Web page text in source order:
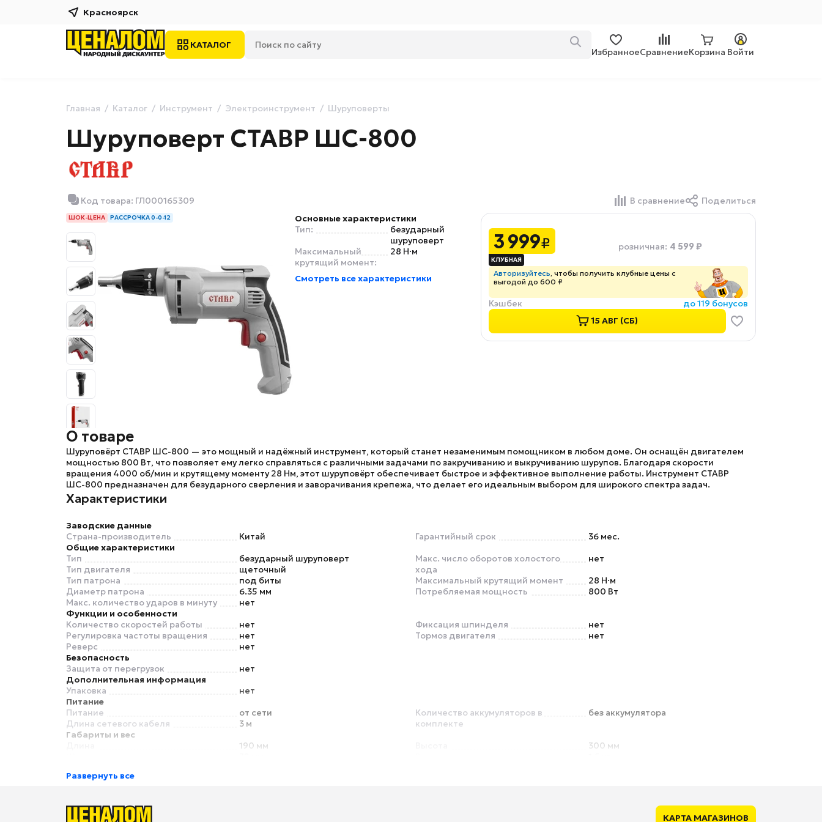
Красноярск
КАТАЛОГ
ИзбранноеСравнениеКорзина Войти
Главная Каталог Инструмент Электроинструмент Шуруповерты
Шуруповерт СТАВР ШС-800
Код товара: ГЛ000165309 В сравнение Поделиться
ШОК-ЦЕНА РАССРОЧКА 0-0-12
Основные характеристики
Тип:
безударный
шуруповерт
Максимальный
крутящий момент:
28 Н·м
Смотреть все характеристики
3 999₽ розничная: 4 599 ₽
Авторизуйтесь, чтобы получить клубные цены с
выгодой до 600 ₽
Кэшбек
до 119 бонусов
15 АВГ (СБ)
О товаре
Шуруповёрт СТАВР ШС-800 — это мощный и надёжный инструмент, который станет незаменимым помощником в любом доме. Он оснащён двигателем
мощностью 800 Вт, что позволяет ему легко справляться с различными задачами по закручиванию и выкручиванию шурупов. Благодаря скорости
вращения 4000 об/мин и крутящему моменту 28 Нм, этот шуруповёрт обеспечивает быстрое и эффективное выполнение работы. Инструмент СТАВР
ШС-800 предназначен для безударного сверления и заворачивания крепежа, что делает его идеальным выбором для широкого спектра задач.
Характеристики
Заводские данные
Страна-производитель
Китай Гарантийный срок
36 мес.
Общие характеристики
Тип
безударный шуруповерт
Тип двигателя
щеточный
Тип патрона
под биты
Диаметр патрона
6.35 мм
Макс. количество ударов в минуту
нет
Макс. число оборотов холостого
хода
нет
Максимальный крутящий момент
28 Н·м
Потребляемая мощность
800 Вт
Функции и особенности
Количество скоростей работы
нет
Регулировка частоты вращения
нет
Реверс
нет
Фиксация шпинделя
нет
Тормоз двигателя
нет
Безопасность
Защита от перегрузок
нет
Дополнительная информация
Упаковка
нет
Питание
Питание
от сети
Длина сетевого кабеля
3 м
Количество аккумуляторов в
комплекте
без аккумулятора
Габариты и вес
190 мм
300 мм
Развернуть все
КАРТА МАГАЗИНОВ